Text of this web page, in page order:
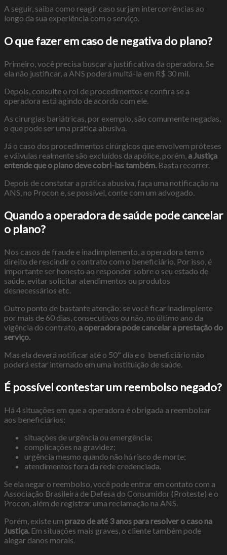
A seguir, saiba como reagir caso surjam intercorrências ao
longo da sua experiência com o serviço.
O que fazer em caso de negativa do plano?
Primeiro, você precisa buscar a justificativa da operadora. Se
ela não justificar, a ANS poderá multá-la em R$ 30 mil.
Depois, consulte o rol de procedimentos e confira se a
operadora está agindo de acordo com ele.
As cirurgias bariátricas, por exemplo, são comumente negadas,
o que pode ser uma prática abusiva.
Já o caso dos procedimentos cirúrgicos que envolvem próteses
e válvulas realmente são excluídos da apólice, porém, a Justiça
entende que o plano deve cobri-las também. Basta recorrer.
Depois de constatar a prática abusiva, faça uma notificação na
ANS, no Procon e, se possível, conte com um advogado.
Quando a operadora de saúde pode cancelar
o plano?
Nos casos de fraude e inadimplemento, a operadora tem o
direito de rescindir o contrato com o beneficiário. Por isso, é
importante ser honesto ao responder sobre o seu estado de
saúde, evitar solicitar atendimentos ou produtos
desnecessários etc.
Outro ponto de bastante atenção: se você ficar inadimplente
por mais de 60 dias, consecutivos ou não, no último ano da
vigência do contrato, a operadora pode cancelar a prestação do
serviço.
Mas ela deverá notificar até o 50º dia e o beneficiário não
poderá estar internado em uma instituição de saúde.
É possível contestar um reembolso negado?
Há 4 situações em que a operadora é obrigada a reembolsar
aos beneficiários:
situações de urgência ou emergência;
complicações na gravidez;
urgência mesmo quando não há risco de morte;
atendimentos fora da rede credenciada.
Se ela negar o reembolso, você pode entrar em contato com a
Associação Brasileira de Defesa do Consumidor (Proteste) e o
Procon, além de registrar uma reclamação na ANS.
Porém, existe um prazo de até 3 anos para resolver o caso na
Justiça. Em situações mais graves, o cliente também pode
alegar danos morais.